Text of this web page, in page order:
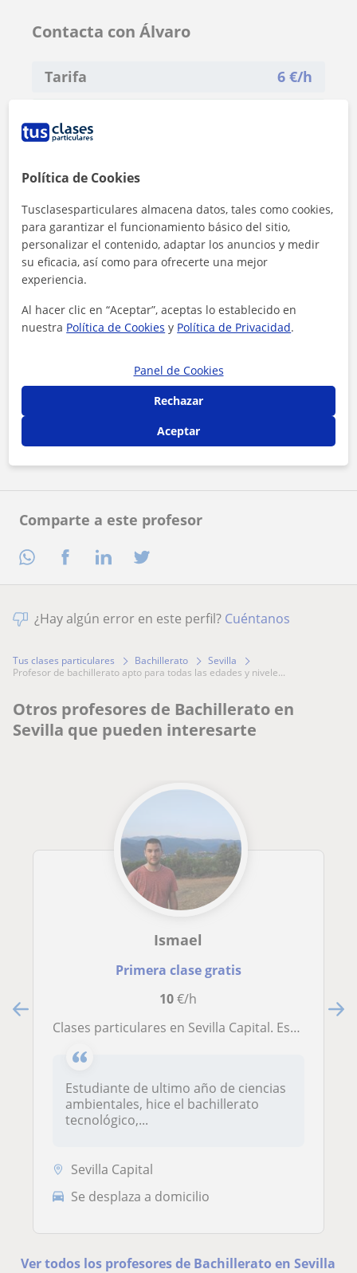
Comparte a este profesor
Contacta con Álvaro
Tarifa 6 €/h
Al hacer clic, aceptas nuestroaviso legaly deprivacidad
Contactar ahora
¿Hay algún error en este perfil? Cuéntanos
Tus clases particulares Bachillerato
Sevilla
profesor de bachillerato apto para todas las edades y nivele...
Otros profesores de Bachillerato en
Sevilla que pueden interesarte
Ismael
Primera clase gratis
10€/h
Clases particulares en Sevilla Capital. Especializado en ciencias
Estudiante de ultimo año de ciencias
ambientales, hice el bachillerato
tecnológico,...
Sevilla Capital
Se desplaza a domicilio
Ver todos los profesores de Bachillerato en Sevilla
Política de Cookies
Tusclasesparticulares almacena datos, tales como cookies,
para garantizar el funcionamiento básico del sitio,
personalizar el contenido, adaptar los anuncios y medir
su eficacia, así como para ofrecerte una mejor
experiencia.
Al hacer clic en “Aceptar”, aceptas lo establecido en
nuestra Política de Cookies y Política de Privacidad.
Panel de Cookies
Rechazar
Aceptar